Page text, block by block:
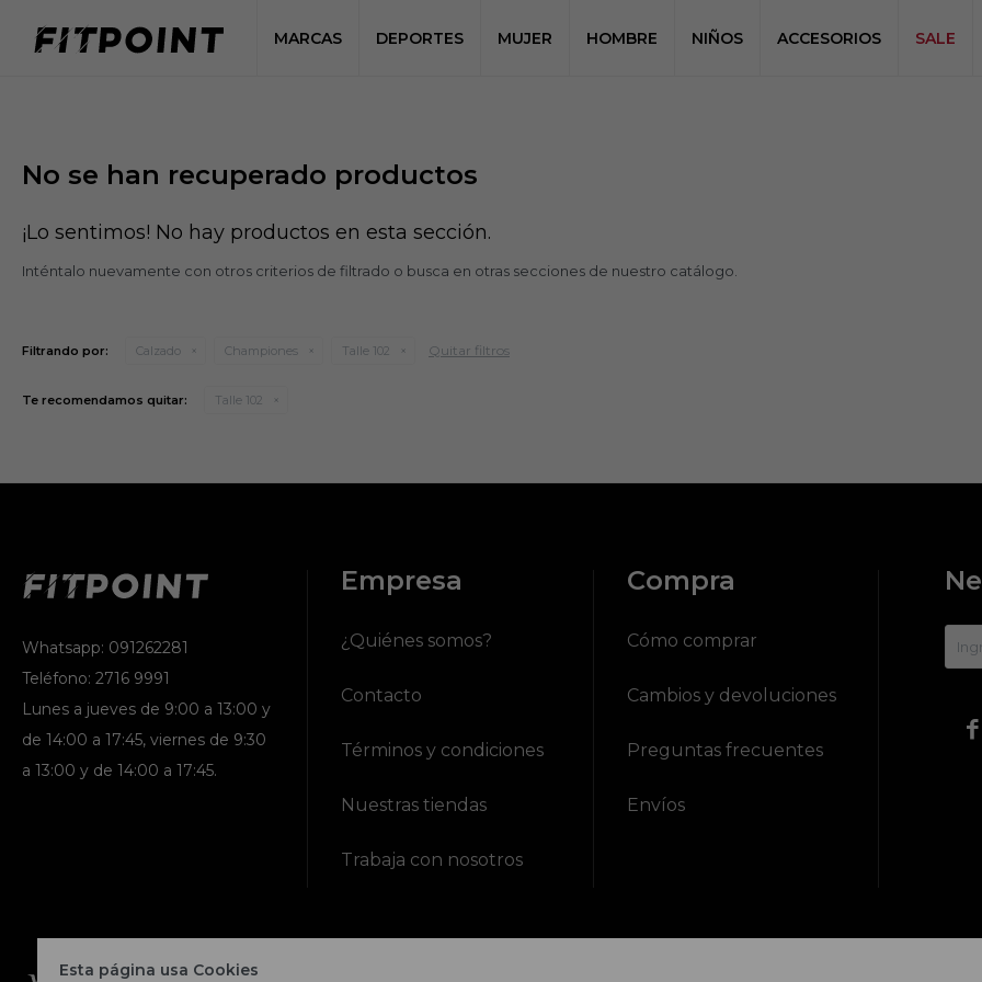
Esta página usa Cookies
MARCAS DEPORTES MUJER HOMBRE NIÑOS ACCESORIOS SALE
No se han recuperado productos
¡Lo sentimos! No hay productos en esta sección.
Inténtalo nuevamente con otros criterios de filtrado o busca en otras secciones de nuestro catálogo.
Filtrando por: Calzado Championes Talle 102 Quitar filtros
Te recomendamos quitar: Talle 102
Whatsapp: 091262281
Teléfono: 2716 9991
Lunes a jueves de 9:00 a 13:00 y
de 14:00 a 17:45, viernes de 9:30
a 13:00 y de 14:00 a 17:45.
Empresa
¿Quiénes somos?
Contacto
Términos y condiciones
Nuestras tiendas
Trabaja con nosotros
Compra
Cómo comprar
Cambios y devoluciones
Preguntas frecuentes
Envíos
